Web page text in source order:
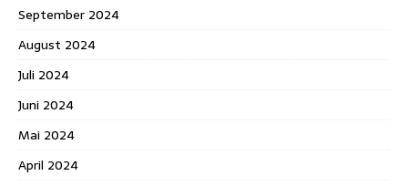
September 2024
August 2024
Juli 2024
Juni 2024
Mai 2024
April 2024